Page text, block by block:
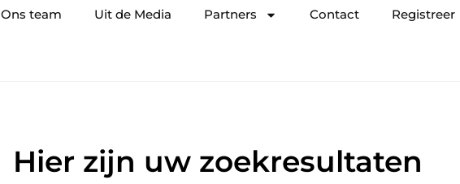
Ons team Uit de Media Partners Contact Registreer
Hier zijn uw zoekresultaten